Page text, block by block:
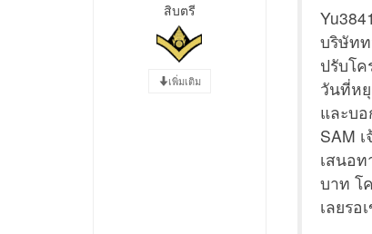
สิบตรี
เพิ่มเติม
บริษัท
ปรับโ
วันที่ห
และบ
SAM
เสนอ
บาท โ
เลยรอ